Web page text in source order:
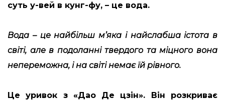
суть у-вей в кунг-фу, – це вода.
Вода – це найбільш м’яка і найслабша істота в
світі, але в подоланні твердого та міцного вона
непереможна, і на світі немає їй рівного.
Це уривок з «Дао Де цзін». Він розкриває